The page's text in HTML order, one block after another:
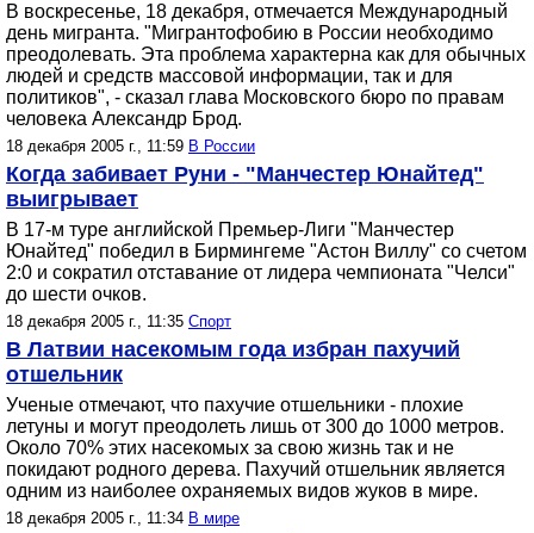
В воскресенье, 18 декабря, отмечается Международный
день мигранта. "Мигрантофобию в России необходимо
преодолевать. Эта проблема характерна как для обычных
людей и средств массовой информации, так и для
политиков", - сказал глава Московского бюро по правам
человека Александр Брод.
18 декабря 2005 г., 11:59 В России
Когда забивает Руни - "Манчестер Юнайтед"
выигрывает
В 17-м туре английской Премьер-Лиги "Манчестер
Юнайтед" победил в Бирмингеме "Астон Виллу" со счетом
2:0 и сократил отставание от лидера чемпионата "Челси"
до шести очков.
18 декабря 2005 г., 11:35 Спорт
В Латвии насекомым года избран пахучий
отшельник
Ученые отмечают, что пахучие отшельники - плохие
летуны и могут преодолеть лишь от 300 до 1000 метров.
Около 70% этих насекомых за свою жизнь так и не
покидают родного дерева. Пахучий отшельник является
одним из наиболее охраняемых видов жуков в мире.
18 декабря 2005 г., 11:34 В мире